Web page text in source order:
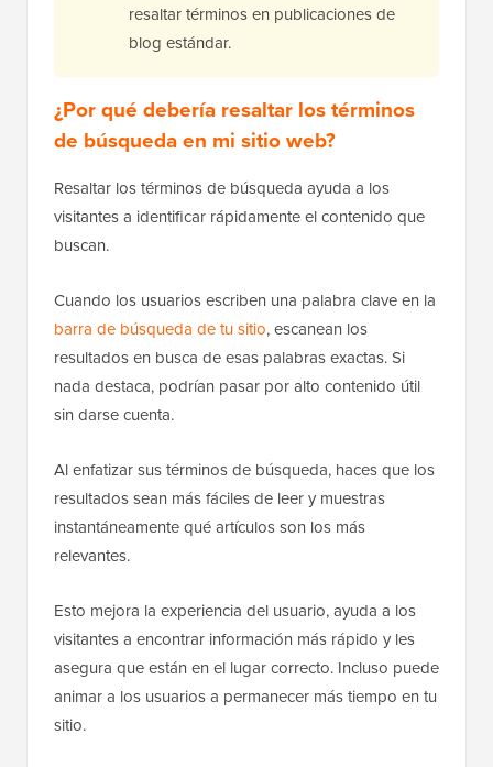
resaltar términos en publicaciones de
blog estándar.
¿Por qué debería resaltar los términos
de búsqueda en mi sitio web?
Resaltar los términos de búsqueda ayuda a los
visitantes a identificar rápidamente el contenido que
buscan.
Cuando los usuarios escriben una palabra clave en la
barra de búsqueda de tu sitio, escanean los
resultados en busca de esas palabras exactas. Si
nada destaca, podrían pasar por alto contenido útil
sin darse cuenta.
Al enfatizar sus términos de búsqueda, haces que los
resultados sean más fáciles de leer y muestras
instantáneamente qué artículos son los más
relevantes.
Esto mejora la experiencia del usuario, ayuda a los
visitantes a encontrar información más rápido y les
asegura que están en el lugar correcto. Incluso puede
animar a los usuarios a permanecer más tiempo en tu
sitio.